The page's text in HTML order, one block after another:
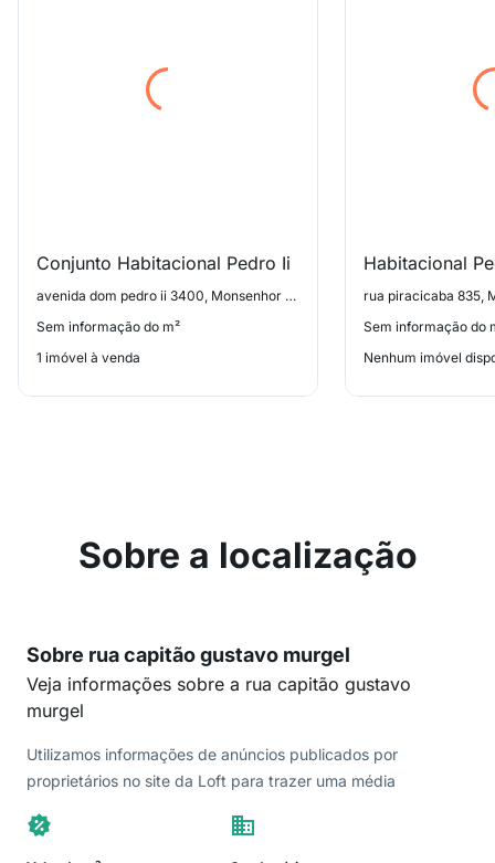
Conjunto Habitacional Pedro Ii
avenida dom pedro ii 3400, Monsenhor Messias
Sem informação do m²
1 imóvel à venda
Habitacional
rua piracicaba 835,
Sem informação do
Nenhum imóvel
Sobre a localização
Sobre rua capitão gustavo murgel
Veja informações sobre a rua capitão gustavo
murgel
Utilizamos informações de anúncios publicados por
proprietários no site da Loft para trazer uma média